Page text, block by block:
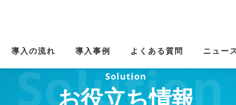
導入の流れ 導入事例 よくある質問 ニュー
Solution
お役立ち情報